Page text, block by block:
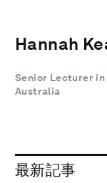
Hannah
Senior Lecturer in
Australia
最新記事